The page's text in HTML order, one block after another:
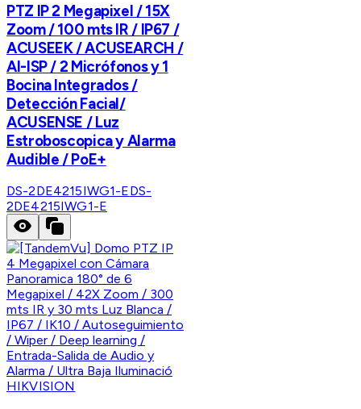
PTZ IP 2 Megapixel / 15X
Zoom / 100 mts IR / IP67 /
ACUSEEK / ACUSEARCH /
AI-ISP / 2 Micrófonos y 1
Bocina Integrados /
Detección Facial/
ACUSENSE / Luz
Estroboscopica y Alarma
Audible / PoE+
DS-2DE4215IWG1-EDS-
2DE4215IWG1-E
HIKVISION